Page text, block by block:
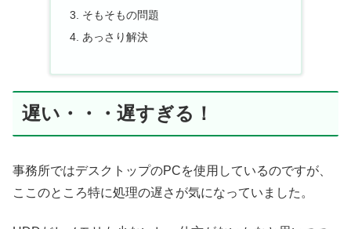
そもそもの問題
あっさり解決
遅い・・・遅すぎる！
事務所ではデスクトップのPCを使用しているのですが、
ここのところ特に処理の遅さが気になっていました。